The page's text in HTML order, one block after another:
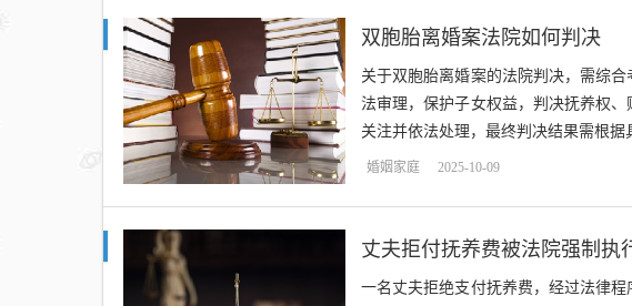
双胞胎离婚案法院如何判决
关于双胞胎离婚案的法院判决，需综
法审理，保护子女权益，判决抚养权
关注并依法处理，最终判决结果需根
婚姻家庭 2025-10-09
丈夫拒付抚养费被法院强制执
一名丈夫拒绝支付抚养费，经过法律